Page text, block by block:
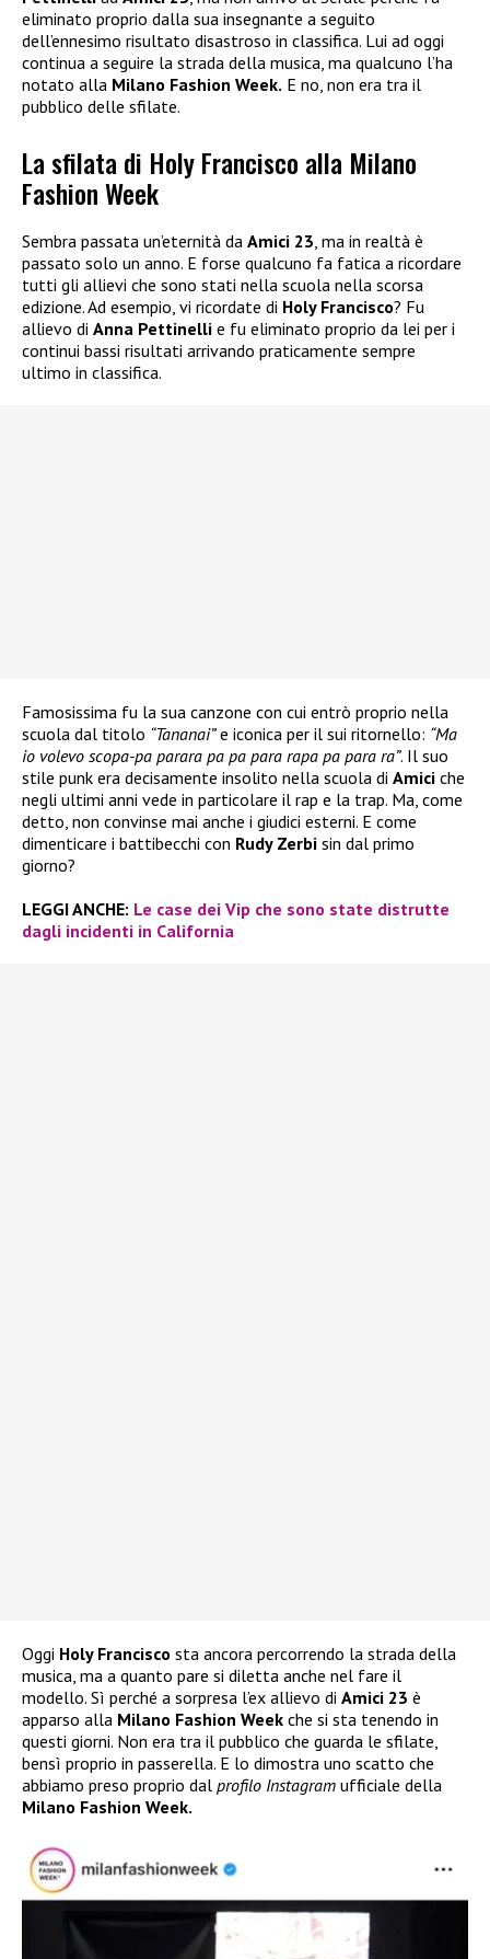
eliminato proprio dalla sua insegnante a seguito
dell’ennesimo risultato disastroso in classifica. Lui ad oggi
continua a seguire la strada della musica, ma qualcuno l’ha
notato alla Milano Fashion Week. E no, non era tra il
pubblico delle sfilate.
La sfilata di Holy Francisco alla Milano
Fashion Week
Sembra passata un’eternità da Amici 23 , ma in realtà è
passato solo un anno. E forse qualcuno fa fatica a ricordare
tutti gli allievi che sono stati nella scuola nella scorsa
edizione. Ad esempio, vi ricordate di Holy Francisco? Fu
allievo di Anna Pettinelli e fu eliminato proprio da lei per i
continui bassi risultati arrivando praticamente sempre
ultimo in classifica.
Famosissima fu la sua canzone con cui entrò proprio nella
scuola dal titolo “Tananai”e iconica per il sui ritornello: “Ma
io volevo scopa-pa parara pa pa para rapa pa para ra”. Il suo
stile punk era decisamente insolito nella scuola di Amici che
negli ultimi anni vede in particolare il rap e la trap. Ma, come
detto, non convinse mai anche i giudici esterni. E come
dimenticare i battibecchi con Rudy Zerbi sin dal primo
giorno?
LEGGI ANCHE: Le case dei Vip che sono state distrutte
dagli incidenti in California
Oggi Holy Francisco sta ancora percorrendo la strada della
musica, ma a quanto pare si diletta anche nel fare il
modello. Sì perché a sorpresa l’ex allievo di Amici 23 è
apparso alla Milano Fashion Week che si sta tenendo in
questi giorni. Non era tra il pubblico che guarda le sfilate,
bensì proprio in passerella. E lo dimostra uno scatto che
abbiamo preso proprio dal profilo Instagram ufficiale della
Milano Fashion Week.